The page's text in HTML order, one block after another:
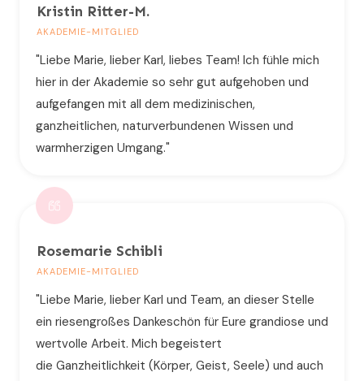
Kristin Ritter-M.
AKADEMIE-MITGLIED
"Liebe Marie, lieber Karl, liebes Team! Ich fühle mich
hier in der Akademie so sehr gut aufgehoben und
aufgefangen mit all dem medizinischen,
ganzheitlichen, naturverbundenen Wissen und
warmherzigen Umgang."
Rosemarie Schibli
AKADEMIE-MITGLIED
"Liebe Marie, lieber Karl und Team, an dieser Stelle
ein riesengroßes Dankeschön für Eure grandiose und
wertvolle Arbeit. Mich begeistert
die Ganzheitlichkeit (Körper, Geist, Seele) und auch